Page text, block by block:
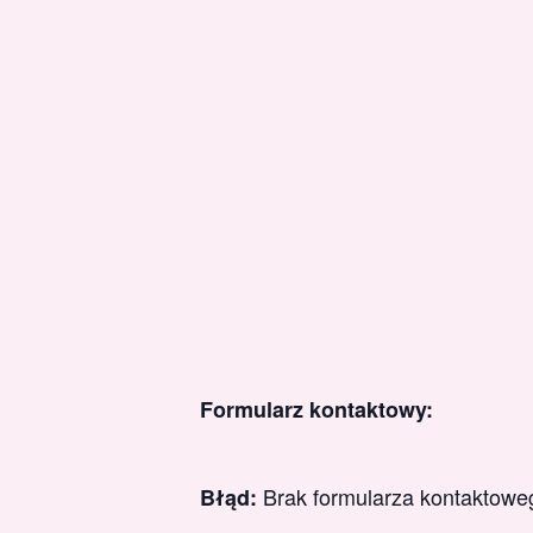
Formularz kontaktowy:
Błąd: Brak formularza